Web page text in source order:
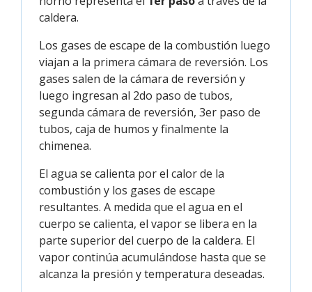
caldera.
Los gases de escape de la combustión luego
viajan a la primera cámara de reversión. Los
gases salen de la cámara de reversión y
luego ingresan al 2do paso de tubos,
segunda cámara de reversión, 3er paso de
tubos, caja de humos y finalmente la
chimenea.
El agua se calienta por el calor de la
combustión y los gases de escape
resultantes. A medida que el agua en el
cuerpo se calienta, el vapor se libera en la
parte superior del cuerpo de la caldera. El
vapor continúa acumulándose hasta que se
alcanza la presión y temperatura deseadas.